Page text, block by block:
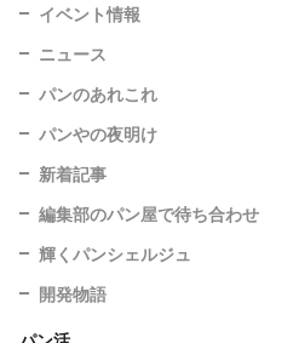
イベント情報
ニュース
パンのあれこれ
パンやの夜明け
新着記事
編集部のパン屋で待ち合わせ
輝くパンシェルジュ
開発物語